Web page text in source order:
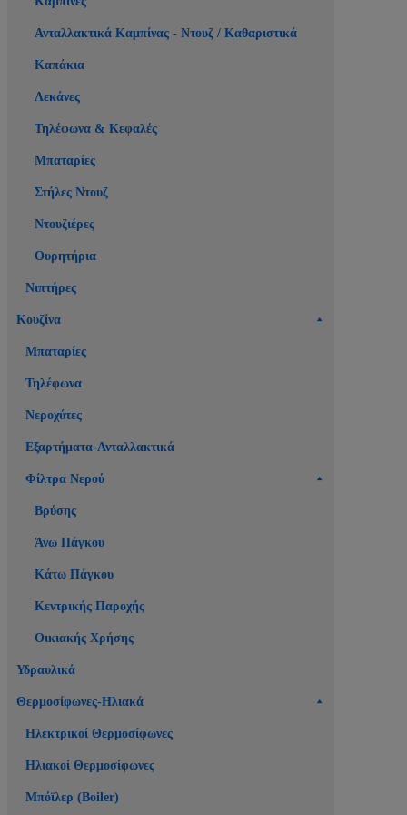
Ανταλλακτικά Καμπίνας - Ντουζ / Καθαριστικά
Καπάκια
Λεκάνες
Τηλέφωνα & Κεφαλές
Μπαταρίες
Στήλες Ντουζ
Ντουζιέρες
Ουρητήρια
Νιπτήρες
Κουζίνα
Μπαταρίες
Τηλέφωνα
Νεροχύτες
Εξαρτήματα-Ανταλλακτικά
Φίλτρα Νερού
Βρύσης
Άνω Πάγκου
Κάτω Πάγκου
Κεντρικής Παροχής
Οικιακής Χρήσης
Υδραυλικά
Θερμοσίφωνες-Ηλιακά
Ηλεκτρικοί Θερμοσίφωνες
Ηλιακοί Θερμοσίφωνες
Μπόϊλερ (Boiler)